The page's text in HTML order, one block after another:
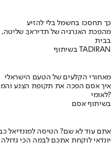
כך תחסכו בחשמל בלי להזיע
מהפכת האנרגיה של תדיראן:
בבית
בשיתוף TADIRAN
מאחורי הקלעים של הטעם הישראלי
לאומי?
בשיתוף אסם
אתם עוד לא שם? הטיסה למונדיאל
יונדאי לוקחת אתכם לבמה הכי